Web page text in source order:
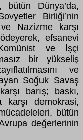
bütün Dünya’da,
Birliği’nin
Nazizme karşı
ödeyerek, efsanevi
ünist ve İşçi
bir yükseliş
ve
Soğuk Savaş
barış; baskı,
karşı demokrasi,
ücadeleleri, bütün
değerlerinin